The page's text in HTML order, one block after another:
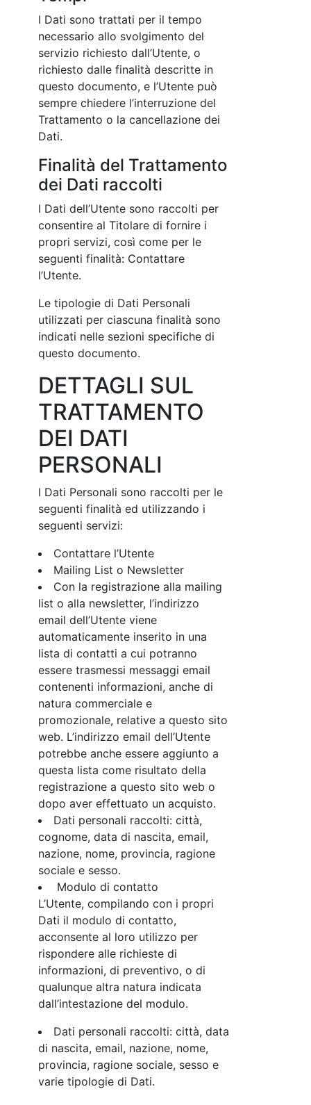
I Dati sono trattati per il tempo
necessario allo svolgimento del
servizio richiesto dall’Utente, o
richiesto dalle finalità descritte in
questo documento, e l’Utente può
sempre chiedere l’interruzione del
Trattamento o la cancellazione dei
Dati.
Finalità del Trattamento
dei Dati raccolti
I Dati dell’Utente sono raccolti per
consentire al Titolare di fornire i
propri servizi, così come per le
seguenti finalità: Contattare
l’Utente.
Le tipologie di Dati Personali
utilizzati per ciascuna finalità sono
indicati nelle sezioni specifiche di
questo documento.
DETTAGLI SUL
TRATTAMENTO
DEI DATI
PERSONALI
I Dati Personali sono raccolti per le
seguenti finalità ed utilizzando i
seguenti servizi:
Contattare l’Utente
Mailing List o Newsletter
Con la registrazione alla mailing
list o alla newsletter, l’indirizzo
email dell’Utente viene
automaticamente inserito in una
lista di contatti a cui potranno
essere trasmessi messaggi email
contenenti informazioni, anche di
natura commerciale e
promozionale, relative a questo sito
web. L’indirizzo email dell’Utente
potrebbe anche essere aggiunto a
questa lista come risultato della
registrazione a questo sito web o
dopo aver effettuato un acquisto.
Dati personali raccolti: città,
cognome, data di nascita, email,
nazione, nome, provincia, ragione
sociale e sesso.
Modulo di contatto
L’Utente, compilando con i propri
Dati il modulo di contatto,
acconsente al loro utilizzo per
rispondere alle richieste di
informazioni, di preventivo, o di
qualunque altra natura indicata
dall’intestazione del modulo.
Dati personali raccolti: città, data
di nascita, email, nazione, nome,
provincia, ragione sociale, sesso e
varie tipologie di Dati.